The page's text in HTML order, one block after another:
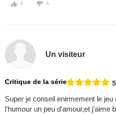
2 1
Un visiteur
Critique de la série
Super je conseil enirmement le
l'humour un peu d'amour,et j'aime